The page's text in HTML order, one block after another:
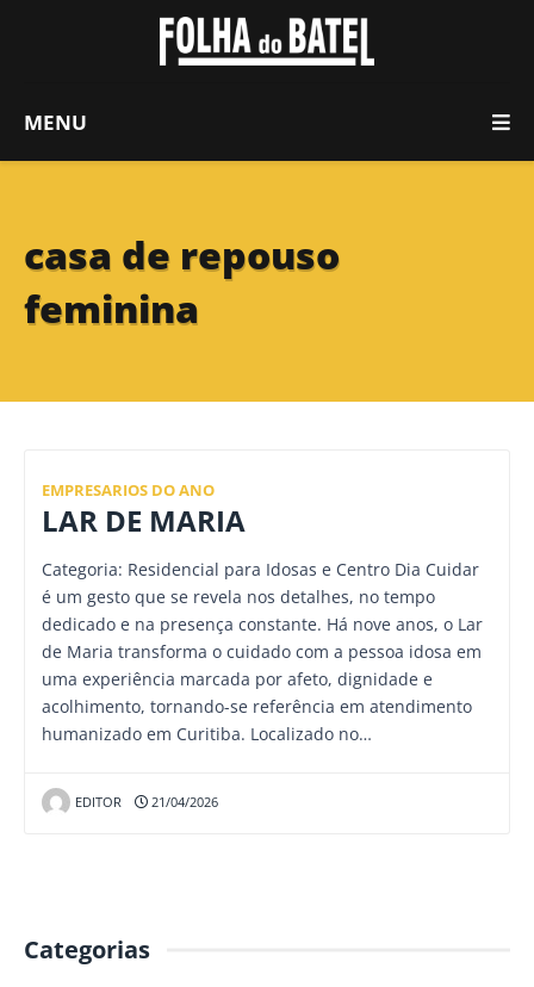
MENU
casa de repouso
feminina
EMPRESARIOS DO ANO
LAR DE MARIA
Categoria: Residencial para Idosas e Centro Dia Cuidar
é um gesto que se revela nos detalhes, no tempo
dedicado e na presença constante. Há nove anos, o Lar
de Maria transforma o cuidado com a pessoa idosa em
uma experiência marcada por afeto, dignidade e
acolhimento, tornando-se referência em atendimento
humanizado em Curitiba. Localizado no…
EDITOR 21/04/2026
Categorias